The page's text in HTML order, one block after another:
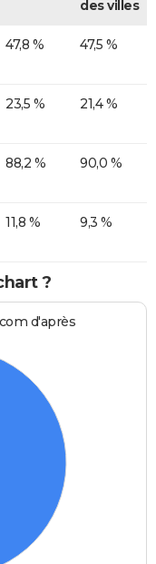
des villes
47,8 % 47,5 %
23,5 % 21,4 %
88,2 % 90,0 %
11,8 % 9,3 %
?
d'après